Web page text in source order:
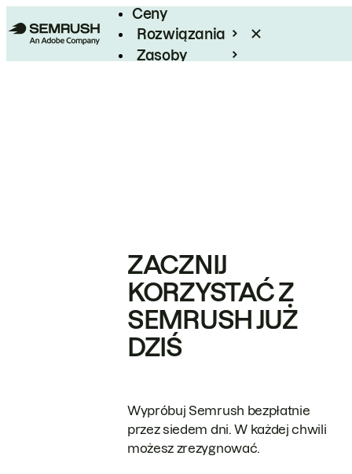
Ceny
Rozwiązania
Zasoby
ZACZNIJ
KORZYSTAĆ Z
SEMRUSH JUŻ
DZIŚ
Wypróbuj Semrush bezpłatnie
przez siedem dni. W każdej chwili
możesz zrezygnować.